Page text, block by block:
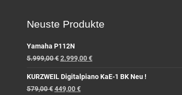
Neuste Produkte
Yamaha P112N
5.999,00€ 2.999,00€
KURZWEIL Digitalpiano KaE-1 BK Neu !
579,00€ 449,00€